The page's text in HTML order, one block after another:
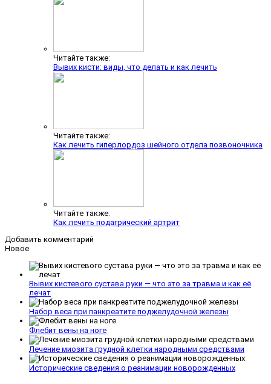
Читайте также:
Вывих кисти: виды, что делать и как лечить
Читайте также:
Как лечить гиперлордоз шейного отдела позвоночника
Читайте также:
Как лечить подагрический артрит
Добавить комментарий
Новое
Вывих кистевого сустава руки — что это за травма и как её
лечат
Набор веса при панкреатите поджелудочной железы
Флебит вены на ноге
Лечение миозита грудной клетки народными средствами
Исторические сведения о реанимации новорожденных